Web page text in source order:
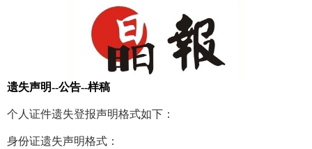
遗失声明--公告--样稿
个人证件遗失登报声明格式如下：
身份证遗失声明格式：